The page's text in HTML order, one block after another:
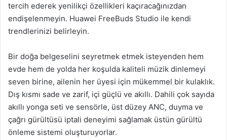
tercih ederek yenilikçi özellikleri kaçıracağınızdan
endişelenmeyin. Huawei FreeBuds Studio ile kendi
trendlerinizi belirleyin.
Bir doğa belgeselini seyretmek etmek isteyenden hem
evde hem de yolda her koşulda kaliteli müzik dinlemeyi
seven birine, ailenin her üyesi için mükemmel bir kulaklık.
Dış kısmı sade ve zarif, içi güçlü ve akıllı. Dahili çok sayıda
akıllı yonga seti ve sensörle, üst düzey ANC, duyma ve
çağrı gürültüsü iptali deneyimi sağlamak üstün gürültü
önleme sistemi oluşturuyorlar.